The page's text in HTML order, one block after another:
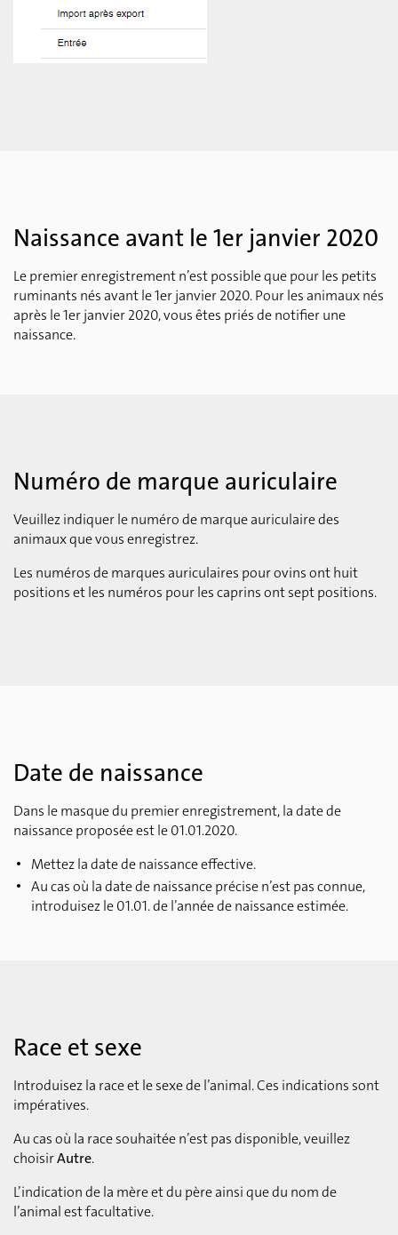
Naissance avant le 1er janvier 2020
Le premier enregistrement n’est possible que pour les petits
ruminants nés avant le 1er janvier 2020. Pour les animaux nés
après le 1er janvier 2020, vous êtes priés de notifier une
naissance.
Numéro de marque auriculaire
Veuillez indiquer le numéro de marque auriculaire des
animaux que vous enregistrez.
Les numéros de marques auriculaires pour ovins ont huit
positions et les numéros pour les caprins ont sept positions.
Date de naissance
Dans le masque du premier enregistrement, la date de
naissance proposée est le 01.01.2020.
Mettez la date de naissance effective.
Au cas où la date de naissance précise n’est pas connue,
introduisez le 01.01. de l’année de naissance estimée.
Race et sexe
Introduisez la race et le sexe de l’animal. Ces indications sont
impératives.
Au cas où la race souhaitée n’est pas disponible, veuillez
choisirAutre.
L’indication de la mère et du père ainsi que du nom de
l’animal est facultative.